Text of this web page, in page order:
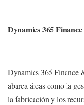
Dynamics 365
Dynamics 365 Finance
abarca áreas como la
la fabricación y los